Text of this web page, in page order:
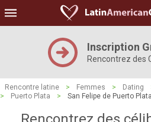
Inscription
Rencontrez des
Rencontre latine > Femmes > Dating
>
Puerto Plata > San Felipe de Puerto Plata